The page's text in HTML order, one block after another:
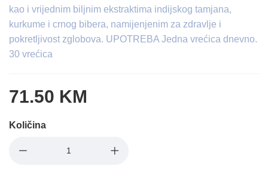
kao i vrijednim biljnim ekstraktima indijskog tamjana,
kurkume i crnog bibera, namijenjenim za zdravlje i
pokretljivost zglobova. UPOTREBA Jedna vrećica dnevno.
30 vrećica
71.50 KM
Količina